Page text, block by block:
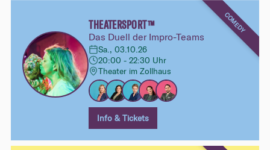
COMEDY
THEATERSPORT™
Das Duell der Impro-Teams
Sa., 03.10.26
20:00 - 22:30 Uhr
Theater im Zollhaus
Info & Tickets